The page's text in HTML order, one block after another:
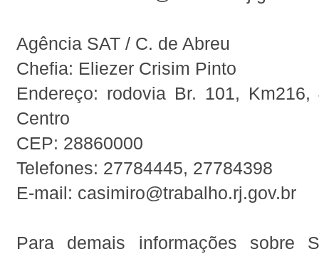
Agência SAT / C. de Abreu
Chefia: Eliezer Crisim Pinto
Endereço: rodovia Br. 101,
Centro
CEP: 28860000
Telefones: 27784445, 27784398
E-mail: casimiro@trabalho.rj.gov.br
Para demais informações sobre